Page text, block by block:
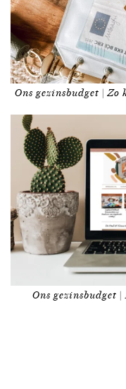
Ons gezinsbudget | Zo
Ons gezinsbudget